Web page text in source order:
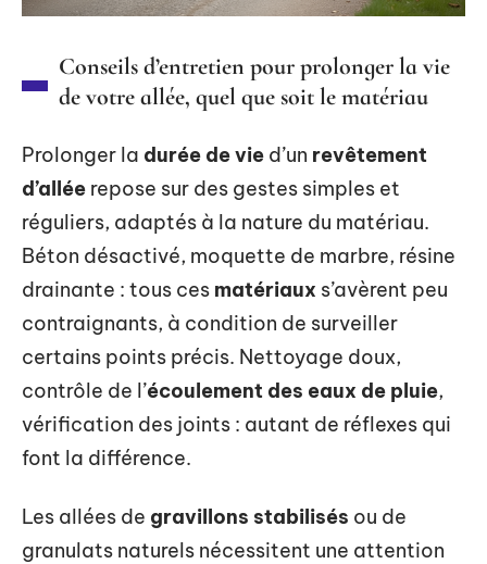
Conseils d’entretien pour prolonger la vie
de votre allée, quel que soit le matériau
Prolonger la durée de vie d’un revêtement
d’allée repose sur des gestes simples et
réguliers, adaptés à la nature du matériau.
Béton désactivé, moquette de marbre, résine
drainante : tous ces matériaux s’avèrent peu
contraignants, à condition de surveiller
certains points précis. Nettoyage doux,
contrôle de l’écoulement des eaux de pluie,
vérification des joints : autant de réflexes qui
font la différence.
Les allées de gravillons stabilisés ou de
granulats naturels nécessitent une attention